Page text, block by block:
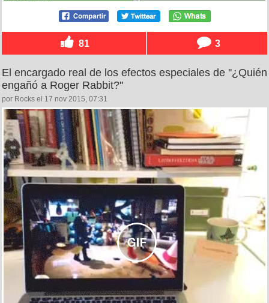
81 3
El encargado real de los efectos especiales de ''¿Quién
engañó a Roger Rabbit?''
por Rocks el 17 nov 2015, 07:31